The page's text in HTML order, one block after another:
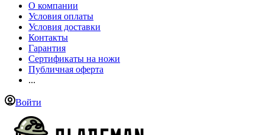
О компании
Условия оплаты
Условия доставки
Контакты
Гарантия
Сертификаты на ножи
Публичная оферта
...
Войти